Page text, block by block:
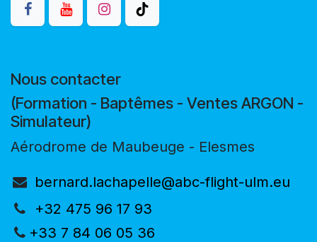
Nous contacter
(Formation - Baptêmes - Ventes ARGON -
Simulateur)
Aérodrome de Maubeuge - Elesmes
bernard.lachapelle@abc-flight-ulm.eu
+32 475 96 17 93
+33 7 84 06 05 36